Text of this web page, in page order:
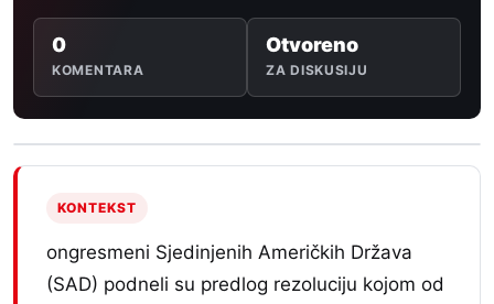
0
KOMENTARA
Otvoreno
ZA DISKUSIJU
KONTEKST
ongresmeni Sjedinjenih Američkih Država
(SAD) podneli su predlog rezoluciju kojom od